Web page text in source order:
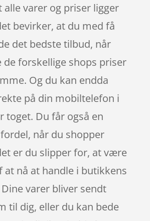
alle varer og priser ligger
bevirker, at du med få
det bedste tilbud, når
de forskellige shops priser
Og du kan endda
på din mobiltelefon i
toget. Du får også en
når du shopper
er du slipper for, at være
nå at handle i butikkens
varer bliver sendt
til dig, eller du kan bede